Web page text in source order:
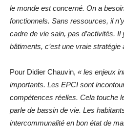
le monde est concerné. On a
fonctionnels. Sans ressources, il
cadre de vie sain, pas d’activités. Il
bâtiments, c’est une vraie stratégie
Pour Didier Chauvin, « les enjeux
importants. Les EPCI sont
compétences réelles. Cela touche
parle de bassin de vie. Les
intercommunalité en bon état de